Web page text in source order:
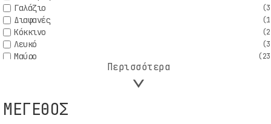
Γαλάζιο
Διαφανές
Κόκκινο
Λευκό
Μαύρο
Περισσότερα
⌄
ΜΕΓΕΘΟΣ
2501601550
Τιμή:15,00€